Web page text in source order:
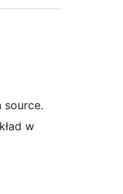
source.
w